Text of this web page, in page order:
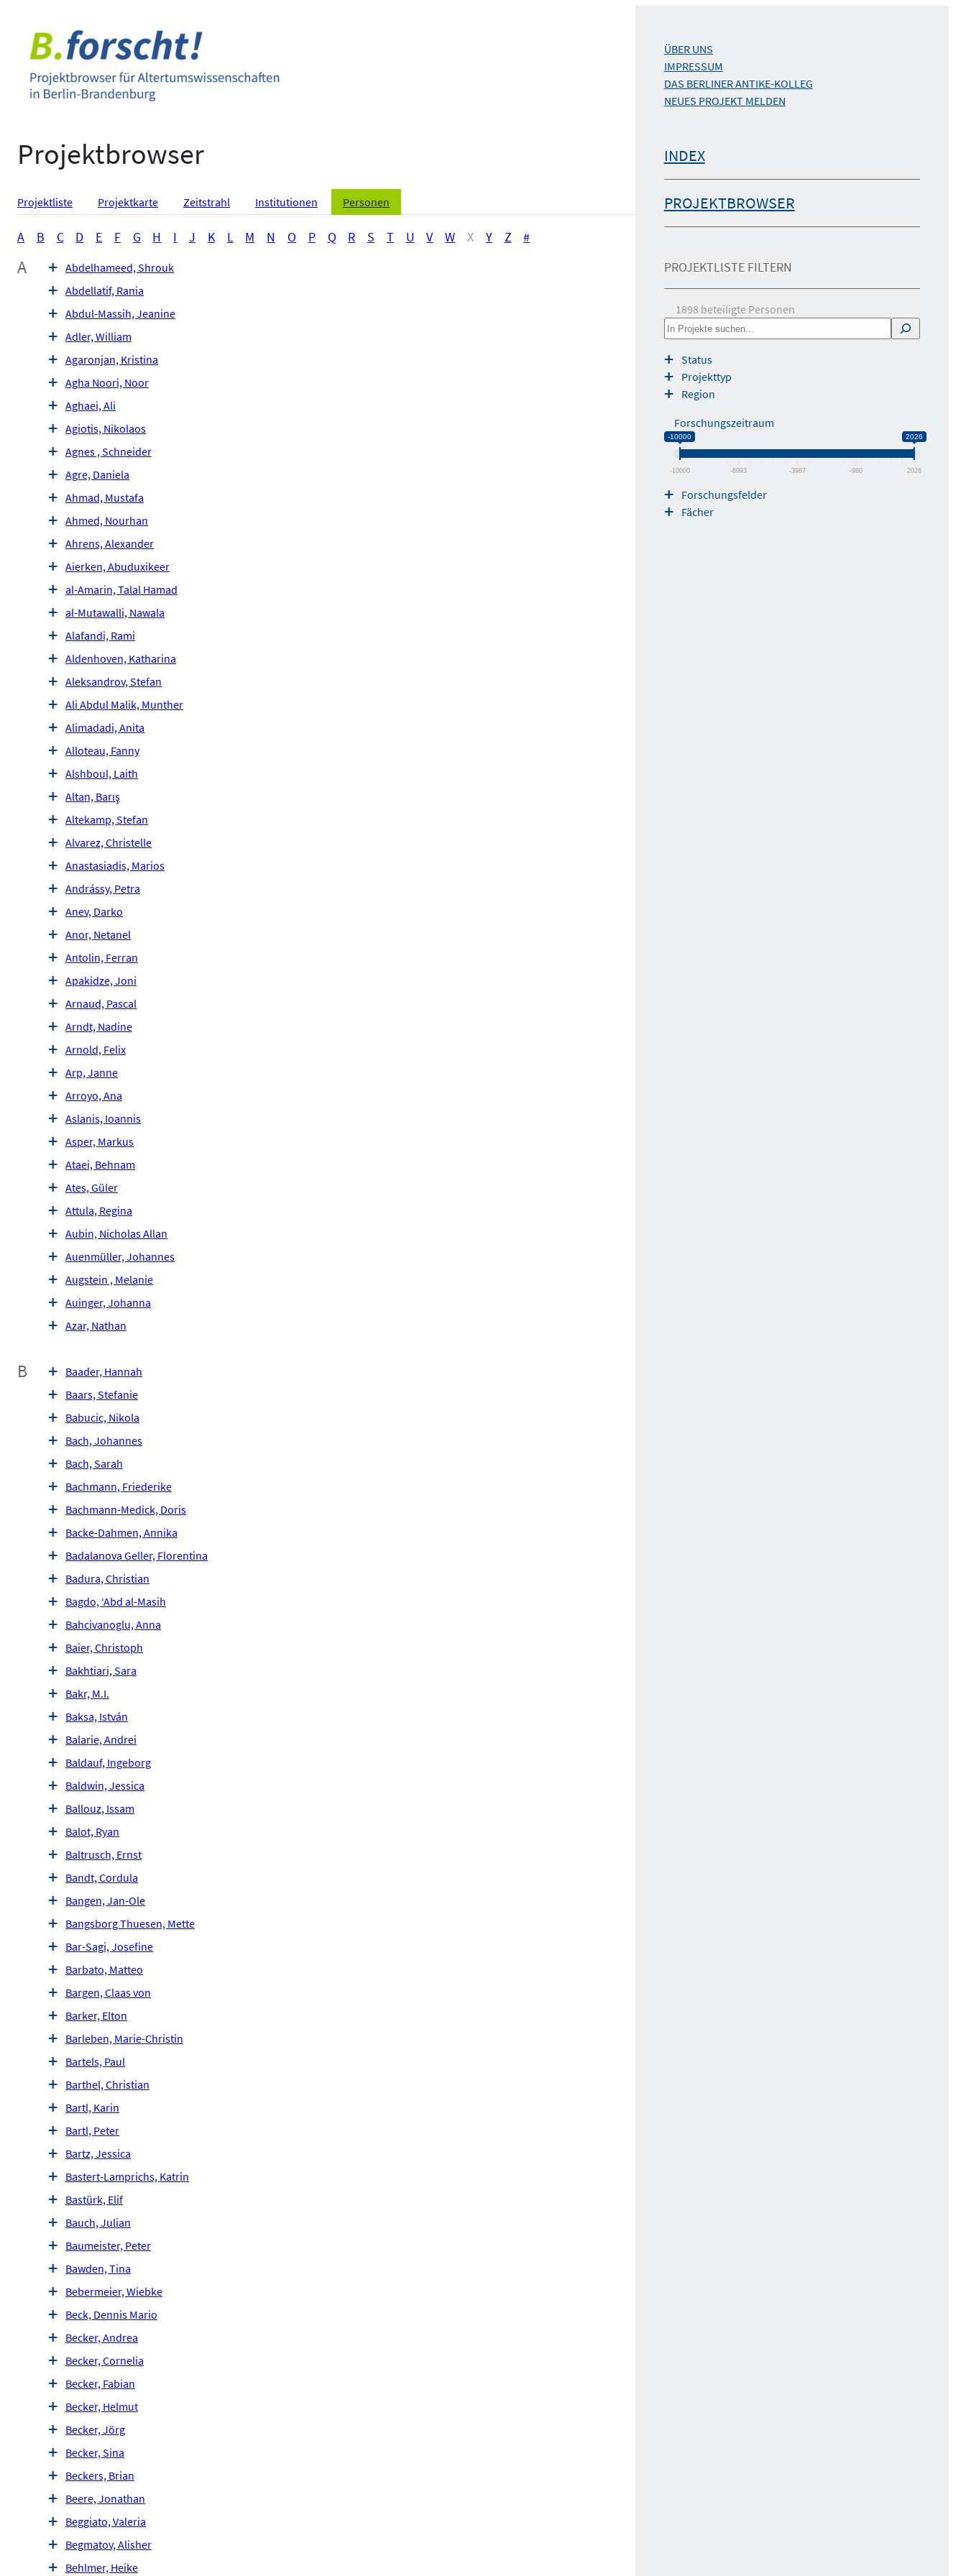
springen
Projektbrowser
Projektliste Projektkarte Zeitstrahl Institutionen Personen
A B C D E F G H I J K L M N O P Q R S T U V W X Y Z #
A
Abdelhameed, Shrouk
Abdellatif, Rania
Abdul-Massih, Jeanine
Adler, William
Agaronjan, Kristina
Agha Noori, Noor
Aghaei, Ali
Agiotis, Nikolaos
Agnes , Schneider
Agre, Daniela
Ahmad, Mustafa
Ahmed, Nourhan
Ahrens, Alexander
Aierken, Abuduxikeer
al-Amarin, Talal Hamad
al-Mutawalli, Nawala
Alafandi, Rami
Aldenhoven, Katharina
Aleksandrov, Stefan
Ali Abdul Malik, Munther
Alimadadi, Anita
Alloteau, Fanny
Alshboul, Laith
Altan, Barış
Altekamp, Stefan
Alvarez, Christelle
Anastasiadis, Marios
Andrássy, Petra
Anev, Darko
Anor, Netanel
Antolin, Ferran
Apakidze, Joni
Arnaud, Pascal
Arndt, Nadine
Arnold, Felix
Arp, Janne
Arroyo, Ana
Aslanis, Ioannis
Asper, Markus
Ataei, Behnam
Ates, Güler
Attula, Regina
Aubin, Nicholas Allan
Auenmüller, Johannes
Augstein , Melanie
Auinger, Johanna
Azar, Nathan
B
Baader, Hannah
Baars, Stefanie
Babucic, Nikola
Bach, Johannes
Bach, Sarah
Bachmann, Friederike
Bachmann-Medick, Doris
Backe-Dahmen, Annika
Badalanova Geller, Florentina
Badura, Christian
Bagdo, ‘Abd al-Masih
Bahcivanoglu, Anna
Baier, Christoph
Bakhtiari, Sara
Bakr, M.I.
Baksa, István
Balarie, Andrei
Baldauf, Ingeborg
Baldwin, Jessica
Ballouz, Issam
Balot, Ryan
Baltrusch, Ernst
Bandt, Cordula
Bangen, Jan-Ole
Bangsborg Thuesen, Mette
Bar-Sagi, Josefine
Barbato, Matteo
Bargen, Claas von
Barker, Elton
Barleben, Marie-Christin
Bartels, Paul
Barthel, Christian
Bartl, Karin
Bartl, Peter
Bartz, Jessica
Bastert-Lamprichs, Katrin
Bastürk, Elif
Bauch, Julian
Baumeister, Peter
Bawden, Tina
Bebermeier, Wiebke
Beck, Dennis Mario
Becker, Andrea
Becker, Cornelia
Becker, Fabian
Becker, Helmut
Becker, Jörg
Becker, Sina
Beckers, Brian
Beere, Jonathan
Beggiato, Valeria
Begmatov, Alisher
Behlmer, Heike
ÜBER UNS
IMPRESSUM
DAS BERLINER ANTIKE-KOLLEG
NEUES PROJEKT MELDEN
INDEX
PROJEKTBROWSER
PROJEKTLISTE FILTERN
1898 beteiligte Personen
S
e
a
r
c
Status
Projekttyp
Region
Forschungszeitraum
-10000 2026
-10000 -6993 -3987 -980 2026
Forschungsfelder
Fächer